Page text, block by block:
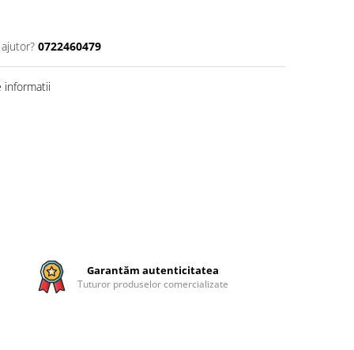
0722460479
informatii
Garantăm autenticitatea
Tuturor produselor comercializate